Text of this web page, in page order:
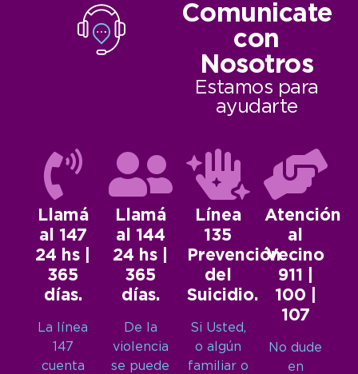
Comunicate
con
Nosotros
Estamos para
ayudarte
Llamá
al 147
24 hs |
365
días.
La línea
147
cuenta
Llamá
al 144
24 hs |
365
días.
De la
violencia
se puede
Línea
135
Prevención
del
Suicidio.
Si Usted,
o algún
familiar o
Atención
al
Vecino
911 |
100 |
107
No dude
en